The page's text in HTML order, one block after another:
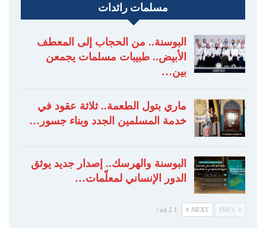
مسلمات رائدات
البوسنة.. من الحجاب إلى المعطف
الأبيض.. طبيبات مسلمات يجمعن
بين…
ماري بتول الطعمة.. ثلاثة عقود في
خدمة المسلمين الجدد وبناء جسور…
البوسنة والهرسك.. إصدار جديد يوثق
الدور الإنساني لمعلّمات…
NEXT
1 od 2 |